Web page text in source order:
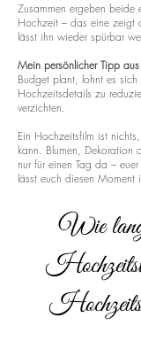
Zusammen ergeben beide
Hochzeit – das eine zeigt
lässt ihn wieder spürbar
Mein persönlicher Tipp aus
Budget plant, lohnt es sich
Hochzeitsdetails zu
verzichten.
Ein Hochzeitsfilm ist
kann. Blumen, Dekoration
nur für einen Tag da –
lässt euch diesen Moment
Wie